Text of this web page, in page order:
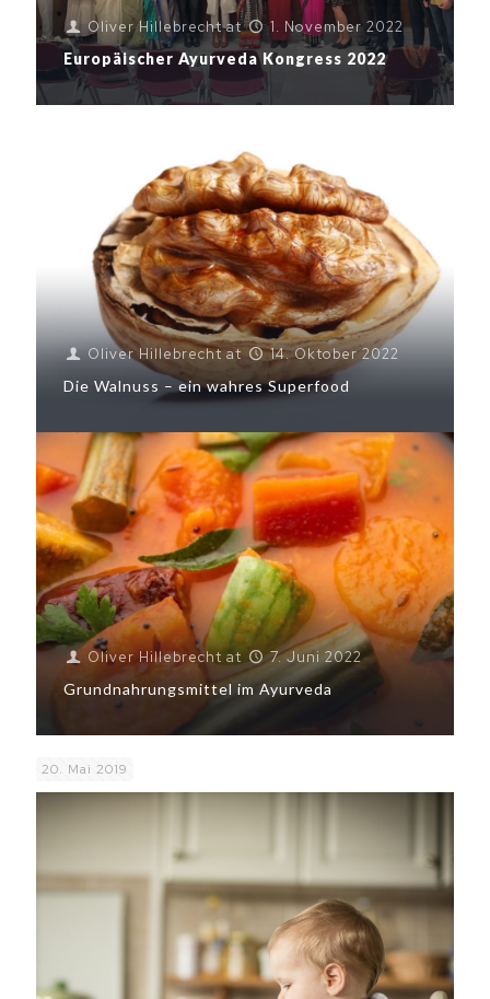
Oliver Hillebrecht at
1. November 2022
Europäischer Ayurveda Kongress 2022
Oliver Hillebrecht at
14. Oktober 2022
Die Walnuss – ein wahres Superfood
Oliver Hillebrecht at
7. Juni 2022
Grundnahrungsmittel im Ayurveda
20. Mai 2019